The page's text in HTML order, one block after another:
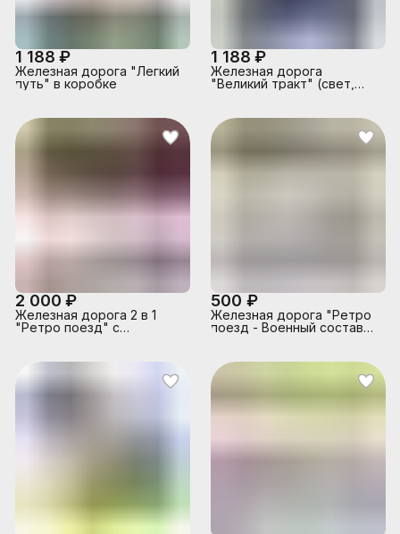
1 188 ₽
Железная дорога "Легкий
путь" в коробке
1 188 ₽
Железная дорога
"Великий тракт" (свет,
2 000 ₽
Железная дорога 2 в 1
"Ретро поезд" с
500 ₽
Железная дорога "Ретро
поезд - Военный состав"